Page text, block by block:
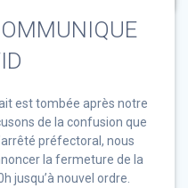
est tombée après notre
de la confusion que
préfectoral, nous
la fermeture de la
jusqu’à nouvel ordre.